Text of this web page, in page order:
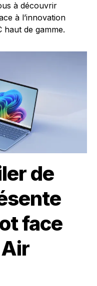
à découvrir
à l’innovation
haut de gamme.
de
face